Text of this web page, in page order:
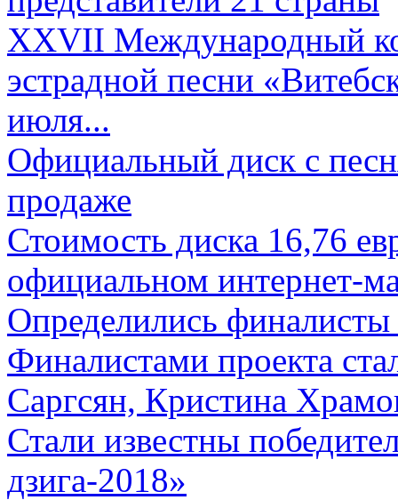
XXVII Международный
эстрадной песни
июля...
Официальный диск с
продаже
Стоимость диска 16,76
официальном интернет-
Определились
Финалистами проекта
Саргсян, Кристина
Стали известны
дзига-2018»